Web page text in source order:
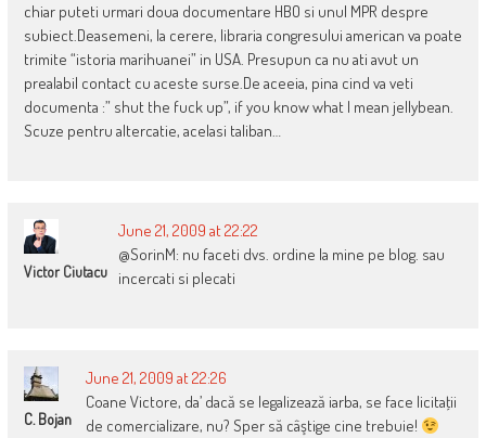
chiar puteti urmari doua documentare HBO si unul MPR despre
subiect.Deasemeni, la cerere, libraria congresului american va poate
trimite “istoria marihuanei” in USA. Presupun ca nu ati avut un
prealabil contact cu aceste surse.De aceeia, pina cind va veti
documenta :” shut the fuck up”, if you know what I mean jellybean.
Scuze pentru altercatie, acelasi taliban…
Victor Ciutacu
June 21, 2009 at 22:22
@SorinM: nu faceti dvs. ordine la mine pe blog. sau
incercati si plecati
C. Bojan
June 21, 2009 at 22:26
Coane Victore, da’ dacă se legalizează iarba, se face licitaţii
de comercializare, nu? Sper să câştige cine trebuie!